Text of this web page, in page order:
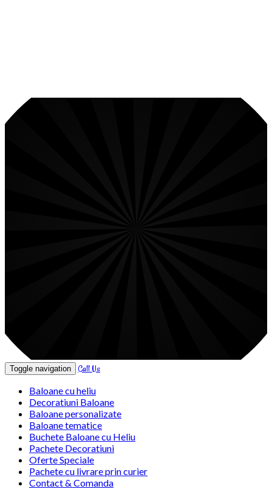
Toggle navigation
Call Us
Baloane cu heliu
Decoratiuni Baloane
Baloane personalizate
Baloane tematice
Buchete Baloane cu Heliu
Pachete Decoratiuni
Oferte Speciale
Pachete cu livrare prin curier
Contact & Comanda